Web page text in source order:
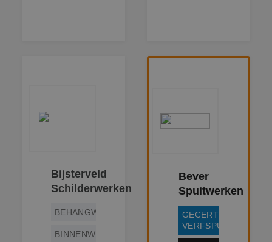
Bijsterveld
Schilderwerken
BEHANGWERK
BINNENWERK
Bever
Spuitwerken
GECERTIFICEERD
VERFSPUITER